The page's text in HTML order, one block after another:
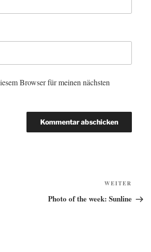
Browser für meinen nächsten
Beitrag
WEITER
Photo of the week: Sunline